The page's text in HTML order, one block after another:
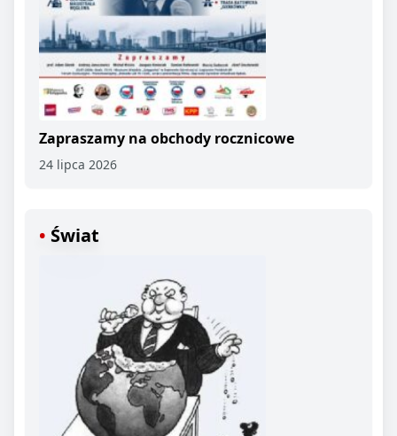
Zapraszamy na obchody rocznicowe
24 lipca 2026
Świat